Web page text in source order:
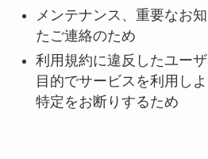
メンテナンス、重要なお
たご連絡のため
利用規約に違反したユー
目的でサービスを利用し
特定をお断りするため